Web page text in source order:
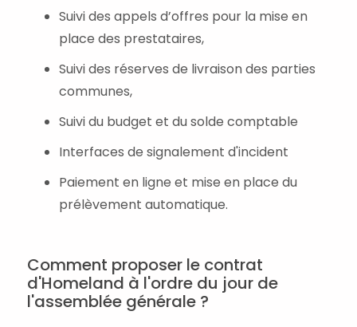
Suivi des appels d’offres pour la mise en
place des prestataires,
Suivi des réserves de livraison des parties
communes,
Suivi du budget et du solde comptable
Interfaces de signalement d'incident
Paiement en ligne et mise en place du
prélèvement automatique.
Comment proposer le contrat
d'Homeland à l'ordre du jour de
l'assemblée générale ?